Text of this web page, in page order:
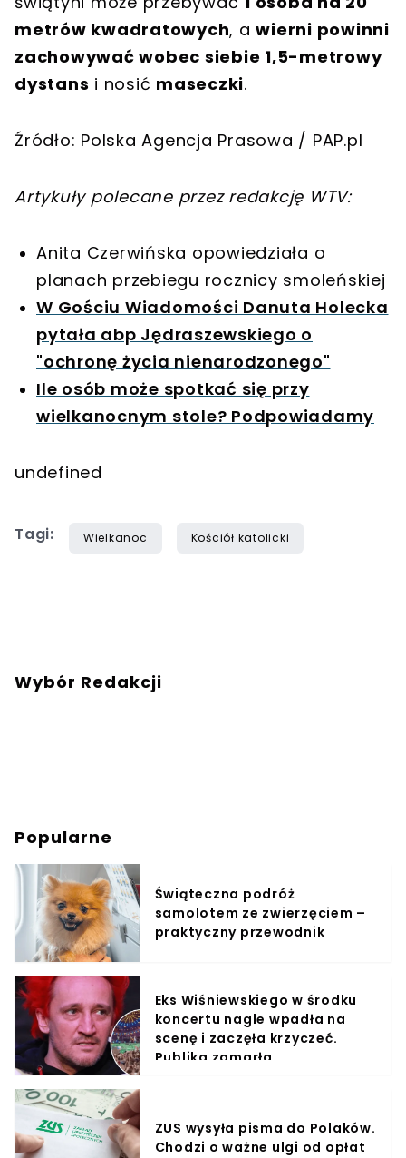
metrów kwadratowych, awierni powinni
zachowywać wobec siebie 1,5-metrowy
dystans i nosić maseczki.
Źródło: Polska Agencja Prasowa / PAP.pl
Artykuły polecane przez redakcję WTV:
Anita Czerwińska opowiedziała o
planach przebiegu rocznicy smoleńskiej
W Gościu Wiadomości Danuta Holecka
pytała abp Jędraszewskiego o
"ochronę życia nienarodzonego"
Ile osób może spotkać się przy
wielkanocnym stole? Podpowiadamy
undefined
Tagi: Wielkanoc Kościół katolicki
Wybór Redakcji
Popularne
Świąteczna podróż
samolotem ze zwierzęciem –
praktyczny przewodnik
Eks Wiśniewskiego w środku
koncertu nagle wpadła na
scenę i zaczęła krzyczeć.
Publika zamarła
ZUS wysyła pisma do Polaków.
Chodzi o ważne ulgi od opłat